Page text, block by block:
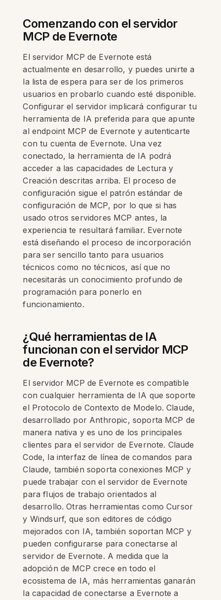
Comenzando con el servidor
MCP de Evernote
El servidor MCP de Evernote está
actualmente en desarrollo, y puedes unirte a
la lista de espera para ser de los primeros
usuarios en probarlo cuando esté disponible.
Configurar el servidor implicará configurar tu
herramienta de IA preferida para que apunte
al endpoint MCP de Evernote y autenticarte
con tu cuenta de Evernote. Una vez
conectado, la herramienta de IA podrá
acceder a las capacidades de Lectura y
Creación descritas arriba. El proceso de
configuración sigue el patrón estándar de
configuración de MCP, por lo que si has
usado otros servidores MCP antes, la
experiencia te resultará familiar. Evernote
está diseñando el proceso de incorporación
para ser sencillo tanto para usuarios
técnicos como no técnicos, así que no
necesitarás un conocimiento profundo de
programación para ponerlo en
funcionamiento.
¿Qué herramientas de IA
funcionan con el servidor MCP
de Evernote?
El servidor MCP de Evernote es compatible
con cualquier herramienta de IA que soporte
el Protocolo de Contexto de Modelo. Claude,
desarrollado por Anthropic, soporta MCP de
manera nativa y es uno de los principales
clientes para el servidor de Evernote. Claude
Code, la interfaz de línea de comandos para
Claude, también soporta conexiones MCP y
puede trabajar con el servidor de Evernote
para flujos de trabajo orientados al
desarrollo. Otras herramientas como Cursor
y Windsurf, que son editores de código
mejorados con IA, también soportan MCP y
pueden configurarse para conectarse al
servidor de Evernote. A medida que la
adopción de MCP crece en todo el
ecosistema de IA, más herramientas ganarán
la capacidad de conectarse a Evernote a